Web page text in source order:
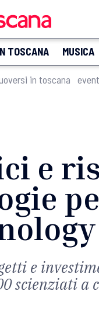
TOSCANA MUSICA
in toscana
e
e
scienziati a